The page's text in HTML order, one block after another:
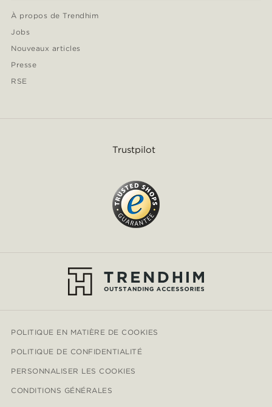
À propos de Trendhim
Jobs
Nouveaux articles
Presse
RSE
Trustpilot
POLITIQUE EN MATIÈRE DE COOKIES
POLITIQUE DE CONFIDENTIALITÉ
PERSONNALISER LES COOKIES
CONDITIONS GÉNÉRALES